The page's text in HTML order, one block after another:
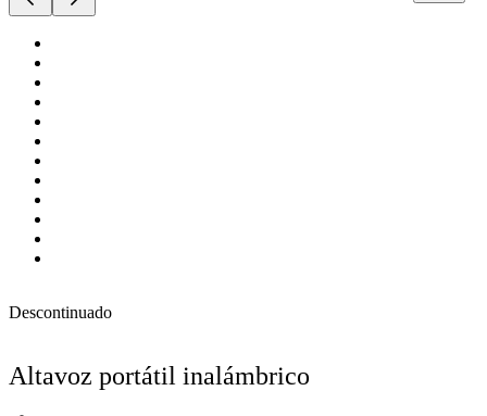
Descontinuado
Altavoz portátil inalámbrico